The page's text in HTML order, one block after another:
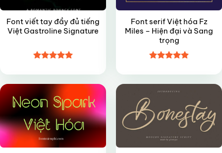
Font viết tay đầy đủ tiếng
Việt Gastroline Signature
hạng55
sao
Font serif Việt hóa Fz
Miles – Hiện đại và Sang
trọng
hạng4.95
sao